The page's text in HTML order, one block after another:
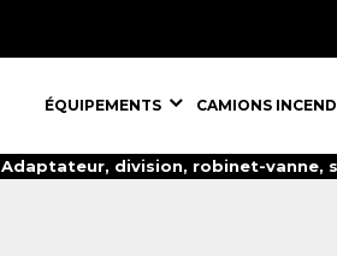
ÉQUIPEMENTS,
ÉQUIPEMENTS ÉQUIPEMENTS,
CAMIONS
Adaptateur, division, robinet-vanne,